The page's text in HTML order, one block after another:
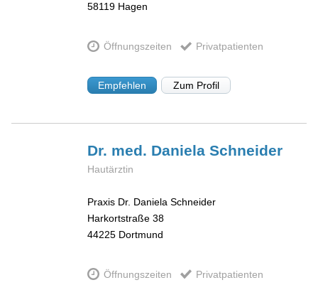
58119 Hagen
Öffnungszeiten Privatpatienten
Empfehlen Zum Profil
Dr. med. DanielaSchneider
Hautärztin
Praxis Dr. Daniela Schneider
Harkortstraße 38
44225 Dortmund
Öffnungszeiten Privatpatienten